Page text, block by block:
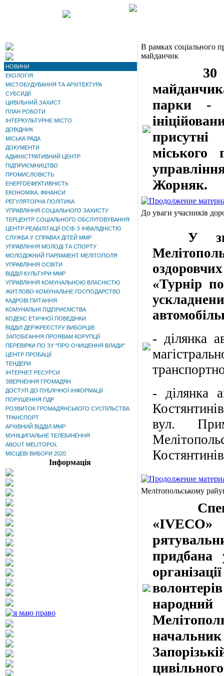
НОВИНИ
ЕКОЛОГІЯ
МІСТОБУДУВАННЯ ТА АРХІТЕКТУРА
СУБСИДІЇ
ЦИВІЛЬНИЙ ЗАХИСТ
ПЛАН РОБОТИ
ІНТЕРКУЛЬТУРНЕ МІСТО
ДОВІДНИК
МІСЬКА РАДА
ДОКУМЕНТИ
АДМІНІСТРАТИВНИЙ ЦЕНТР
ПІДПРИЄМНИЦТВО
ПРОМИСЛОВІСТЬ
ЕНЕРГОЕФЕКТИВНІСТЬ
ЕКОНОМІКА, ФІНАНСИ
РЕГУЛЯТОРНА ПОЛІТИКА
УПРАВЛІННЯ СОЦІАЛЬНОГО ЗАХИСТУ
ТЕРЦЕНТР СОЦІАЛЬНОГО ОБСЛУГОВУВАННЯ
ЦЕНТР РЕАБІЛІТАЦІЇ ОСІБ З ІНВАЛІДНІСТЮ
СЛУЖБА У СПРАВАХ ДІТЕЙ ММР
УПРАВЛІННЯ МОЛОДІ ТА СПОРТУ
МОЛОДІЖНИЙ ПАРЛАМЕНТ МЕЛІТОПОЛЯ
УПРАВЛІННЯ ОСВІТИ
ВІДДІЛ КУЛЬТУРИ ММР
УПРАВЛІННЯ КОМУНАЛЬНОЮ ВЛАСНІСТЮ
ЖИТЛОВО-КОМУНАЛЬНЕ ГОСПОДАРСТВО
КАДРОВІ ПИТАННЯ
КОМУНАЛЬНІ ПІДПРИЄМСТВА
КОДЕКС ЕТИЧНОЇ ПОВЕДІНКИ
ВІДДІЛ ДЕРЖРЕЄСТРУ ВИБОРЦІВ
ЗАПОБІГАННЯ ПРОЯВАМ КОРУПЦІЇ
ПЕРЕВІРКИ ПО ЗУ "ПРО ОЧИЩЕННЯ ВЛАДИ"
ЦЕНТР ПРОБАЦІЇ
ТЕНДЕРИ
ІНТЕРНЕТ РЕСУРСИ
ЗВЕРНЕННЯ ГРОМАДЯН
ДОСТУП ДО ПУБЛІЧНОЇ ІНФОРМАЦІЇ
ПОРУШЕННЯ ПДР
РОЗВИТОК ГРОМАДЯНСЬКОГО СУСПІЛЬСТВА
ТРАНСПОРТ
АРХІВНИЙ ВІДДІЛ ММР
МУНІЦИПАЛЬНЕ ТЕЛЕБАЧЕННЯ
ABOUT MELITOPOL
МІСЦЕВІ ВИБОРИ 2020
Інформація
В рамках соціального
майданчик
30
парки -
присутні
міського
Жорняк.
До уваги учасників
У
«Турнір
- ділянка
- ділянка
вул.
Мелітопольському
«IVECO»
придбана